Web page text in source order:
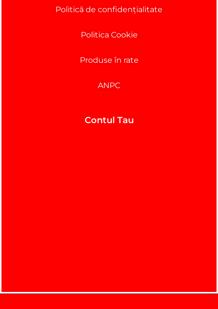
Politică de confidențialitate
Politica Cookie
Produse în rate
ANPC
Contul Tau